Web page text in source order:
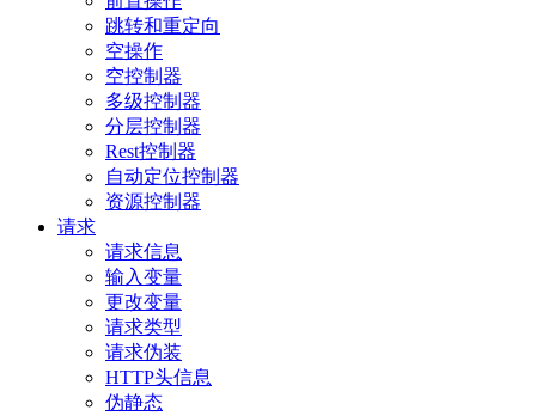
跳转和重定向
空操作
空控制器
多级控制器
分层控制器
Rest控制器
自动定位控制器
资源控制器
请求
请求信息
输入变量
更改变量
请求类型
请求伪装
HTTP头信息
伪静态